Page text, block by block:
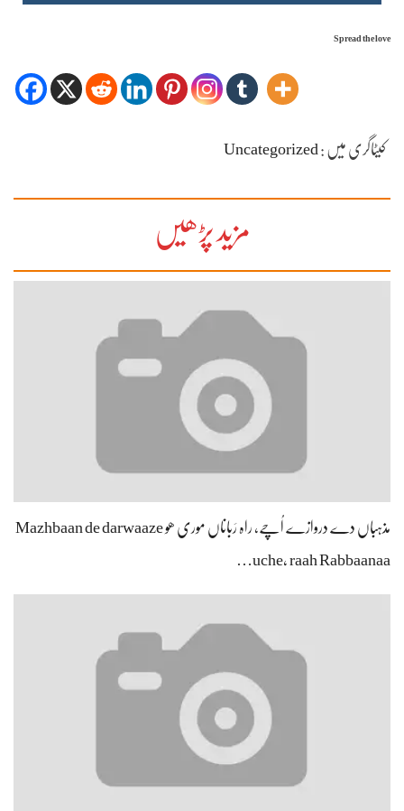
Spread the love
کیٹاگری میں : Uncategorized
مزید پڑھیں
مذہباں دے دروازے اُچے، راہ رَباناں موری ھو Mazhbaan de darwaaze
uche, raah Rabbaanaa…